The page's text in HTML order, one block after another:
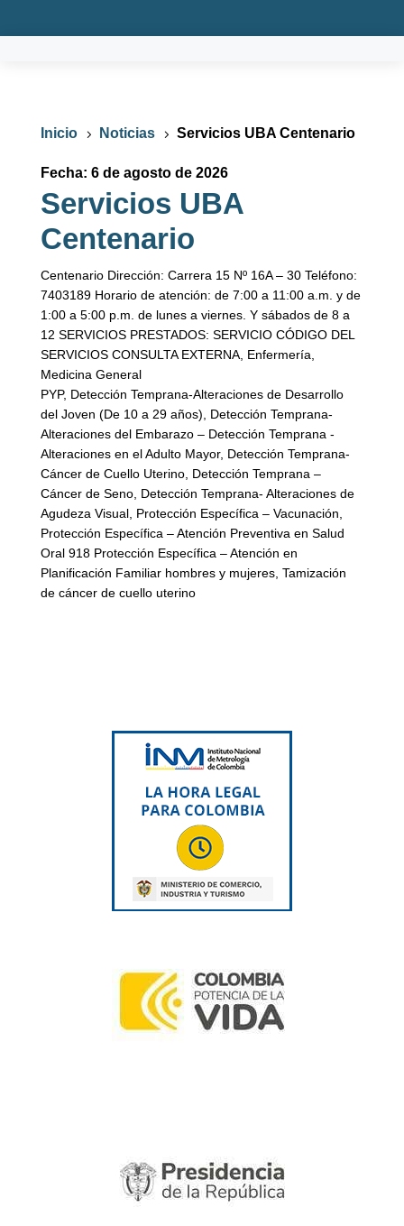
Inicio 5 Noticias 5 Servicios UBA Centenario
Fecha: 6 de agosto de 2026
Servicios UBA
Centenario
Centenario Dirección: Carrera 15 Nº 16A – 30 Teléfono:
7403189 Horario de atención: de 7:00 a 11:00 a.m. y de
1:00 a 5:00 p.m. de lunes a viernes. Y sábados de 8 a
12 SERVICIOS PRESTADOS: SERVICIO CÓDIGO DEL
SERVICIOS CONSULTA EXTERNA, Enfermería,
Medicina General
PYP, Detección Temprana-Alteraciones de Desarrollo
del Joven (De 10 a 29 años), Detección Temprana-
Alteraciones del Embarazo – Detección Temprana -
Alteraciones en el Adulto Mayor, Detección Temprana-
Cáncer de Cuello Uterino, Detección Temprana –
Cáncer de Seno, Detección Temprana- Alteraciones de
Agudeza Visual, Protección Específica – Vacunación,
Protección Específica – Atención Preventiva en Salud
Oral 918 Protección Específica – Atención en
Planificación Familiar hombres y mujeres, Tamización
de cáncer de cuello uterino